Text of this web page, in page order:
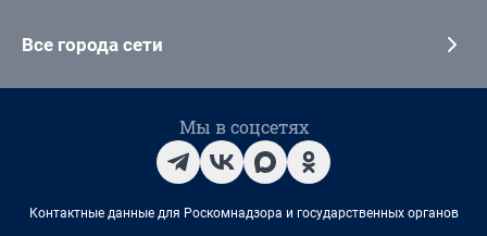
Все города сети
Мы в соцсетях
Контактные данные для Роскомнадзора и государственных органов